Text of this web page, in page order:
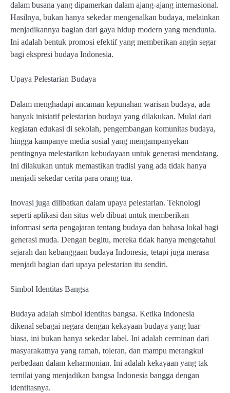
dalam busana yang dipamerkan dalam ajang-ajang internasional.
Hasilnya, bukan hanya sekedar mengenalkan budaya, melainkan
menjadikannya bagian dari gaya hidup modern yang mendunia.
Ini adalah bentuk promosi efektif yang memberikan angin segar
bagi ekspresi budaya Indonesia.
Upaya Pelestarian Budaya
Dalam menghadapi ancaman kepunahan warisan budaya, ada
banyak inisiatif pelestarian budaya yang dilakukan. Mulai dari
kegiatan edukasi di sekolah, pengembangan komunitas budaya,
hingga kampanye media sosial yang mengampanyekan
pentingnya melestarikan kebudayaan untuk generasi mendatang.
Ini dilakukan untuk memastikan tradisi yang ada tidak hanya
menjadi sekedar cerita para orang tua.
Inovasi juga dilibatkan dalam upaya pelestarian. Teknologi
seperti aplikasi dan situs web dibuat untuk memberikan
informasi serta pengajaran tentang budaya dan bahasa lokal bagi
generasi muda. Dengan begitu, mereka tidak hanya mengetahui
sejarah dan kebanggaan budaya Indonesia, tetapi juga merasa
menjadi bagian dari upaya pelestarian itu sendiri.
Simbol Identitas Bangsa
Budaya adalah simbol identitas bangsa. Ketika Indonesia
dikenal sebagai negara dengan kekayaan budaya yang luar
biasa, ini bukan hanya sekedar label. Ini adalah cerminan dari
masyarakatnya yang ramah, toleran, dan mampu merangkul
perbedaan dalam keharmonian. Ini adalah kekayaan yang tak
ternilai yang menjadikan bangsa Indonesia bangga dengan
identitasnya.